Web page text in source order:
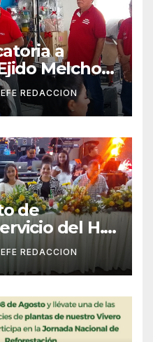
a
Melchor
Cárdenas
REDACCION
de
del H.
LZC Día del
REDACCION